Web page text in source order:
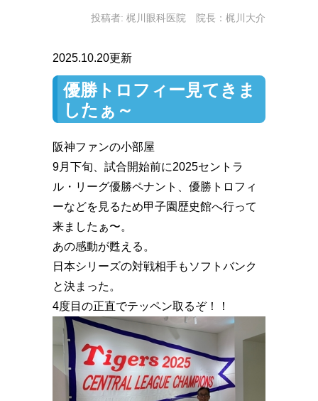
投稿者: 梶川眼科医院 院長：梶川大介
2025.10.20更新
優勝トロフィー見てきま
したぁ～
阪神ファンの小部屋
9月下旬、試合開始前に2025セントラ
ル・リーグ優勝ペナント、優勝トロフィ
ーなどを見るため甲子園歴史館へ行って
来ましたぁ〜。
あの感動が甦える。
日本シリーズの対戦相手もソフトバンク
と決まった。
4度目の正直でテッペン取るぞ！！